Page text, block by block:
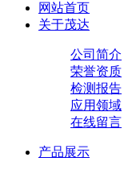
网站首页
关于茂达
公司简介
荣誉资质
检测报告
应用领域
在线留言
产品展示